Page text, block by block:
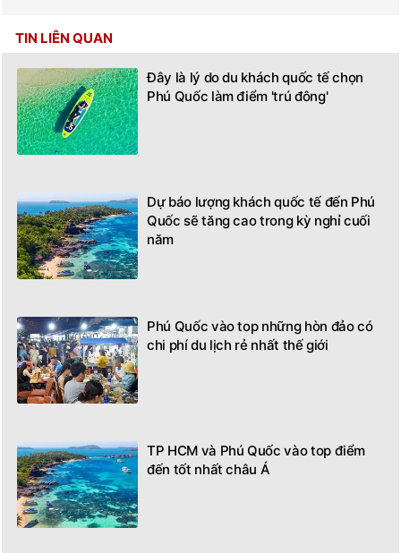
TIN LIÊN QUAN
Đây là lý do du khách quốc tế chọn
Phú Quốc làm điểm 'trú đông'
Dự báo lượng khách quốc tế đến Phú
Quốc sẽ tăng cao trong kỳ nghỉ cuối
năm
Phú Quốc vào top những hòn đảo có
chi phí du lịch rẻ nhất thế giới
TP HCM và Phú Quốc vào top điểm
đến tốt nhất châu Á